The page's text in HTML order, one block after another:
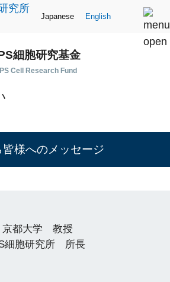
Japanese English
細胞研究基金
Cell Research Fund
様へのメッセージ
京都大学 教授
細胞研究所 所長